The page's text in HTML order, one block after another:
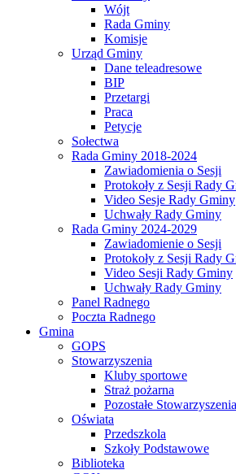
Wójt
Rada Gminy
Komisje
Urząd Gminy
Dane teleadresowe
BIP
Przetargi
Praca
Petycje
Sołectwa
Rada Gminy 2018-2024
Zawiadomienia o Sesji
Protokoły z Sesji Rady
Video Sesje Rady Gminy
Uchwały Rady Gminy
Rada Gminy 2024-2029
Zawiadomienie o Sesji
Protokoły z Sesji Rady
Video Sesji Rady Gminy
Uchwały Rady Gminy
Panel Radnego
Poczta Radnego
Gmina
GOPS
Stowarzyszenia
Kluby sportowe
Straż pożarna
Pozostałe Stowarzyszenia
Oświata
Przedszkola
Szkoły Podstawowe
Biblioteka